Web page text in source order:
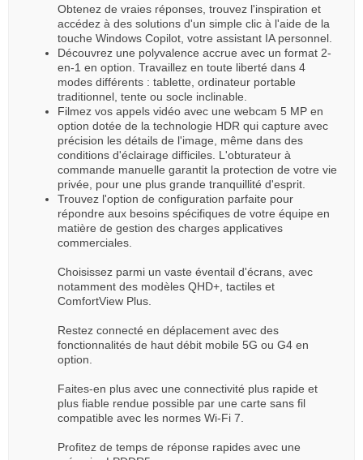
Obtenez de vraies réponses, trouvez l'inspiration et
accédez à des solutions d'un simple clic à l'aide de la
touche Windows Copilot, votre assistant IA personnel.
Découvrez une polyvalence accrue avec un format 2-
en-1 en option. Travaillez en toute liberté dans 4
modes différents : tablette, ordinateur portable
traditionnel, tente ou socle inclinable.
Filmez vos appels vidéo avec une webcam 5 MP en
option dotée de la technologie HDR qui capture avec
précision les détails de l'image, même dans des
conditions d'éclairage difficiles. L'obturateur à
commande manuelle garantit la protection de votre vie
privée, pour une plus grande tranquillité d'esprit.
Trouvez l'option de configuration parfaite pour
répondre aux besoins spécifiques de votre équipe en
matière de gestion des charges applicatives
commerciales.
Choisissez parmi un vaste éventail d'écrans, avec
notamment des modèles QHD+, tactiles et
ComfortView Plus.
Restez connecté en déplacement avec des
fonctionnalités de haut débit mobile 5G ou G4 en
option.
Faites-en plus avec une connectivité plus rapide et
plus fiable rendue possible par une carte sans fil
compatible avec les normes Wi-Fi 7.
Profitez de temps de réponse rapides avec une